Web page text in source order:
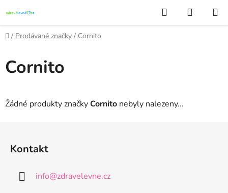
na
obsah
Hledat
KOŠÍK
Domů
/ Prodávané značky / Cornito
Cornito
Žádné produkty značkyCornito nebyly nalezeny...
Kontakt
info@zdravelevne.cz